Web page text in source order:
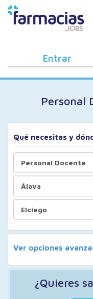
BUSCAR
OFERTAS DE
COMO FUNCIONA
PORQUÉ
Entrar
Personal
Qué necesitas y
Ver opciones
¿Quieres